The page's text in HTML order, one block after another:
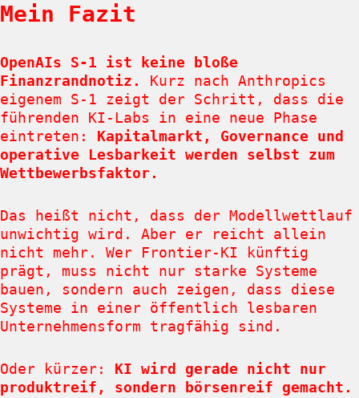
Mein Fazit
OpenAIs S-1 ist keine bloße
Finanzrandnotiz.
Kurz nach Anthropics
eigenem S-1 zeigt der Schritt, dass die
führenden KI-Labs in eine neue Phase
eintreten: Kapitalmarkt, Governance und
operative Lesbarkeit werden selbst zum
Wettbewerbsfaktor.
Das heißt nicht, dass der Modellwettlauf
unwichtig wird. Aber er reicht allein
nicht mehr. Wer Frontier-KI künftig
prägt, muss nicht nur starke Systeme
bauen, sondern auch zeigen, dass diese
Systeme in einer öffentlich lesbaren
Unternehmensform tragfähig sind.
Oder kürzer: KI wird gerade nicht nur
produktreif, sondern börsenreif gemacht.